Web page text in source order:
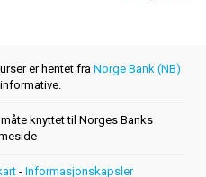
er hentet fra Norge Bank (NB)
knyttet til Norges Banks
- Informasjonskapsler